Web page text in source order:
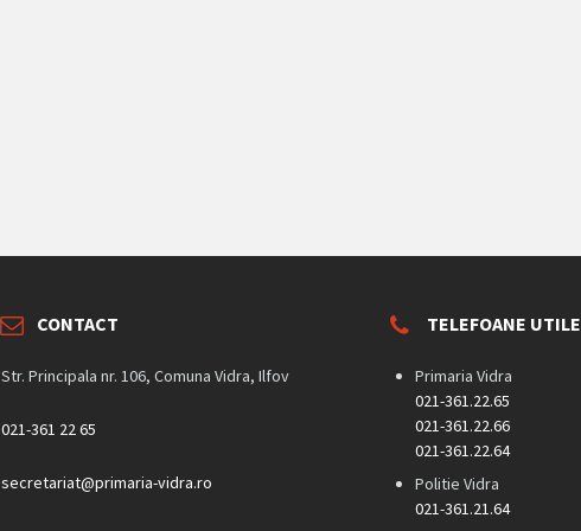
CONTACT
Str. Principala nr. 106, Comuna Vidra, Ilfov
021-361 22 65
secretariat@primaria-vidra.ro
TELEFOANE UTILE
Primaria Vidra
021-361.22.65
021-361.22.66
021-361.22.64
Politie Vidra
021-361.21.64